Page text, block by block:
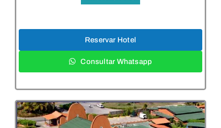
Reservar Hotel
Consultar Whatsapp